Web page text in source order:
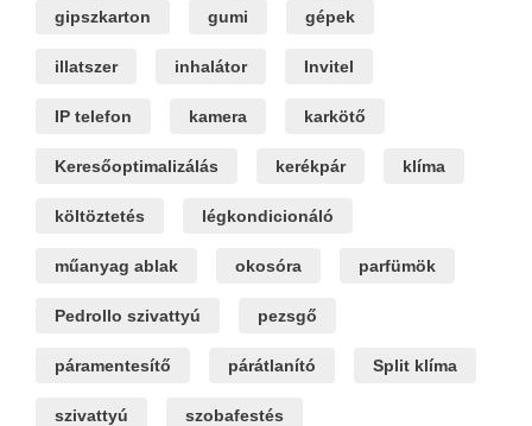
gipszkarton gumi gépek
illatszer inhalátor Invitel
IP telefon kamera karkötő
Keresőoptimalizálás kerékpár klíma
költöztetés légkondicionáló
műanyag ablak okosóra parfümök
Pedrollo szivattyú pezsgő
páramentesítő párátlanító Split klíma
szivattyú szobafestés